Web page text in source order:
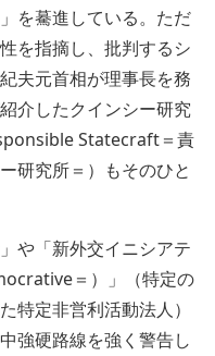
を驀進している。ただ
を指摘し、批判するシ
夫元首相が理事長を務
介したクインシー研究
Statecraft＝責
研究所＝）もそのひと
や「新外交イニシアテ
＝）」（特定の
特定非営利活動法人）
強硬路線を強く警告し